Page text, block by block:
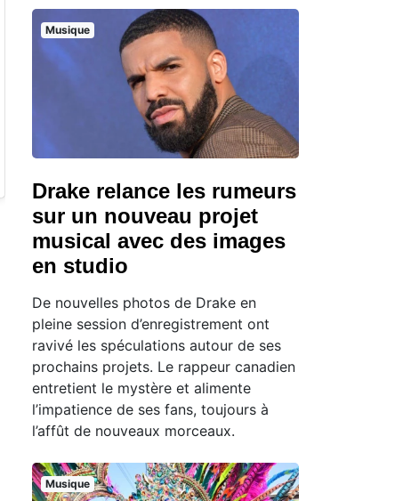
Musique
Drake relance les rumeurs
sur un nouveau projet
musical avec des images
en studio
De nouvelles photos de Drake en
pleine session d’enregistrement ont
ravivé les spéculations autour de ses
prochains projets. Le rappeur canadien
entretient le mystère et alimente
l’impatience de ses fans, toujours à
l’affût de nouveaux morceaux.
Musique